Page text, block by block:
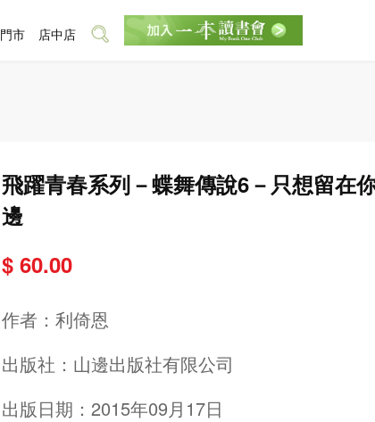
飛躍青春系列－蝶舞傳說6－只想留在
邊
$ 60.00
作者： 利倚恩
出版社： 山邊出版社有限公司
出版日期：2015年09月17日
門市 店中店